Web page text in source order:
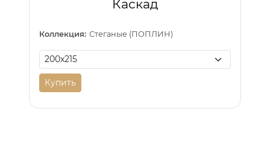
Каскад
Коллекция: Стеганые (ПОПЛИН)
Купить